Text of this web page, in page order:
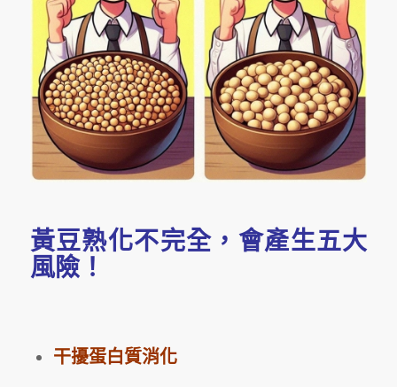
黃豆熟化不完全，會產生五大
風險！
干擾蛋白質消化